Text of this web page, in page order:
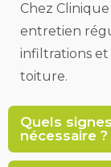
Chez
entretien
infiltrations
toiture.
Quels
nécessaire ?